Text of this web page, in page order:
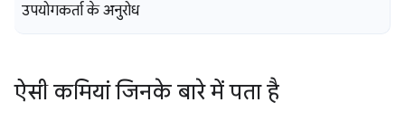
उपयोगकर्ता के अनुरोध
ऐसी कमियां जिनके बारे में पता है